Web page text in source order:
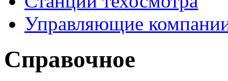
Управляющие
Справочное